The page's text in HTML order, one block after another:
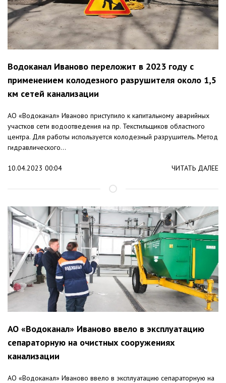
Водоканал Иваново переложит в 2023 году с
применением колодезного разрушителя около 1,5
км сетей канализации
АО «Водоканал» Иваново приступило к капитальному аварийных
участков сети водоотведения на пр. Текстильщиков областного
центра. Для работы используется колодезный разрушитель. Метод
гидравлического...
10.04.2023 00:04 ЧИТАТЬ ДАЛЕЕ
АО «Водоканал» Иваново ввело в эксплуатацию
сепараторную на очистных сооружениях
канализации
АО «Водоканал» Иваново ввело в эксплуатацию сепараторную на